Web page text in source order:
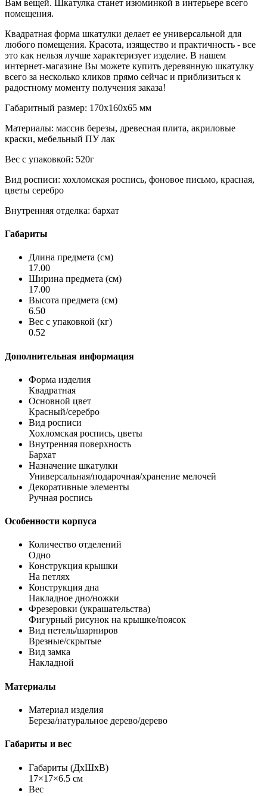
Вам вещей. Шкатулка станет изюминкой в интерьере всего
помещения.
Квадратная форма шкатулки делает ее универсальной для
любого помещения. Красота, изящество и практичность - все
это как нельзя лучше характеризует изделие. В нашем
интернет-магазине Вы можете купить деревянную шкатулку
всего за несколько кликов прямо сейчас и приблизиться к
радостному моменту получения заказа!
Габаритный размер: 170x160x65 мм
Материалы: массив березы, древесная плита, акриловые
краски, мебельный ПУ лак
Вес с упаковкой: 520г
Вид росписи: хохломская роспись, фоновое письмо, красная,
цветы серебро
Внутренняя отделка: бархат
Габариты
Длина предмета (см)
17.00
Ширина предмета (см)
17.00
Высота предмета (см)
6.50
Вес с упаковкой (кг)
0.52
Дополнительная информация
Форма изделия
Квадратная
Основной цвет
Красный/серебро
Вид росписи
Хохломская роспись, цветы
Внутренняя поверхность
Бархат
Назначение шкатулки
Универсальная/подарочная/хранение мелочей
Декоративные элементы
Ручная роспись
Особенности корпуса
Количество отделений
Одно
Конструкция крышки
На петлях
Конструкция дна
Накладное дно/ножки
Фрезеровки (украшательства)
Фигурный рисунок на крышке/поясок
Вид петель/шарниров
Врезные/скрытые
Вид замка
Накладной
Материалы
Материал изделия
Береза/натуральное дерево/дерево
Габариты и вес
Габариты (ДхШхВ)
17×17×6.5 см
Вес